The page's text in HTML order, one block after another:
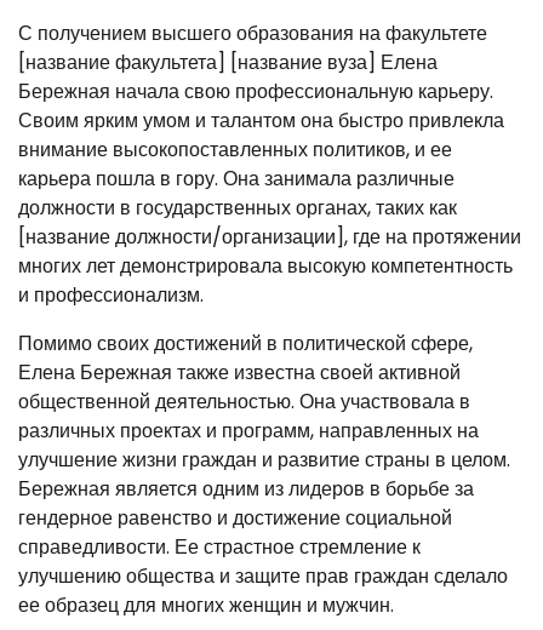
С получением высшего образования на факультете
[название факультета] [название вуза] Елена
Бережная начала свою профессиональную карьеру.
Своим ярким умом и талантом она быстро привлекла
внимание высокопоставленных политиков, и ее
карьера пошла в гору. Она занимала различные
должности в государственных органах, таких как
[название должности/организации], где на протяжении
многих лет демонстрировала высокую компетентность
и профессионализм.
Помимо своих достижений в политической сфере,
Елена Бережная также известна своей активной
общественной деятельностью. Она участвовала в
различных проектах и программ, направленных на
улучшение жизни граждан и развитие страны в целом.
Бережная является одним из лидеров в борьбе за
гендерное равенство и достижение социальной
справедливости. Ее страстное стремление к
улучшению общества и защите прав граждан сделало
ее образец для многих женщин и мужчин.